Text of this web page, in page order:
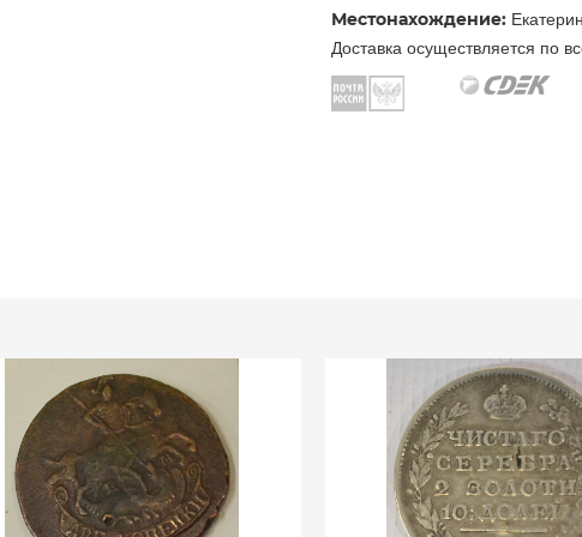
Местонахождение:
Доставка осуществляется по